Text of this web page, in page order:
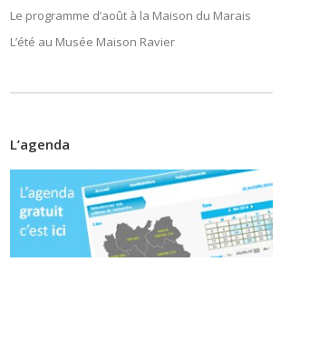
Le programme d’août à la Maison du Marais
L’été au Musée Maison Ravier
L’agenda